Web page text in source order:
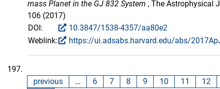
mass Planet in the GJ 832 System , The Astrophysical
106 (2017)
DOI:
10.3847/1538-4357/aa80e2
Weblink:
https://ui.adsabs.harvard.edu/abs/
197.
previous
… 6 7 8 9 10 11
12